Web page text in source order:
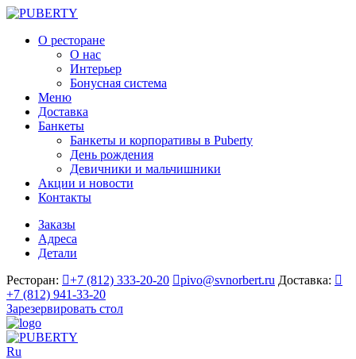
О ресторане
О нас
Интерьер
Бонусная система
Меню
Доставка
Банкеты
Банкеты и корпоративы в Puberty
День рождения
Девичники и мальчишники
Акции и новости
Контакты
Заказы
Адреса
Детали
Ресторан:
+7 (812) 333-20-20 pivo@svnorbert.ru Доставка:
+7 (812) 941-33-20
Зарезервировать стол
Ru